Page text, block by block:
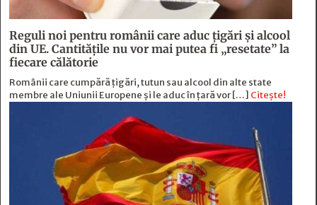
Reguli noi pentru românii care aduc țigări și alcool
din UE. Cantitățile nu vor mai putea fi „resetate” la
fiecare călătorie
Românii care cumpără țigări, tutun sau alcool din alte state
membre ale Uniunii Europene și le aduc în țară vor […] Citește!